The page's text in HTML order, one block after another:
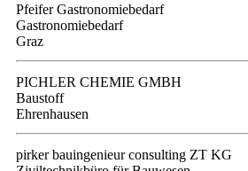
Pfeifer Gastronomiebedarf
Gastronomiebedarf
Graz
PICHLER CHEMIE GMBH
Baustoff
Ehrenhausen
pirker bauingenieur consulting ZT KG